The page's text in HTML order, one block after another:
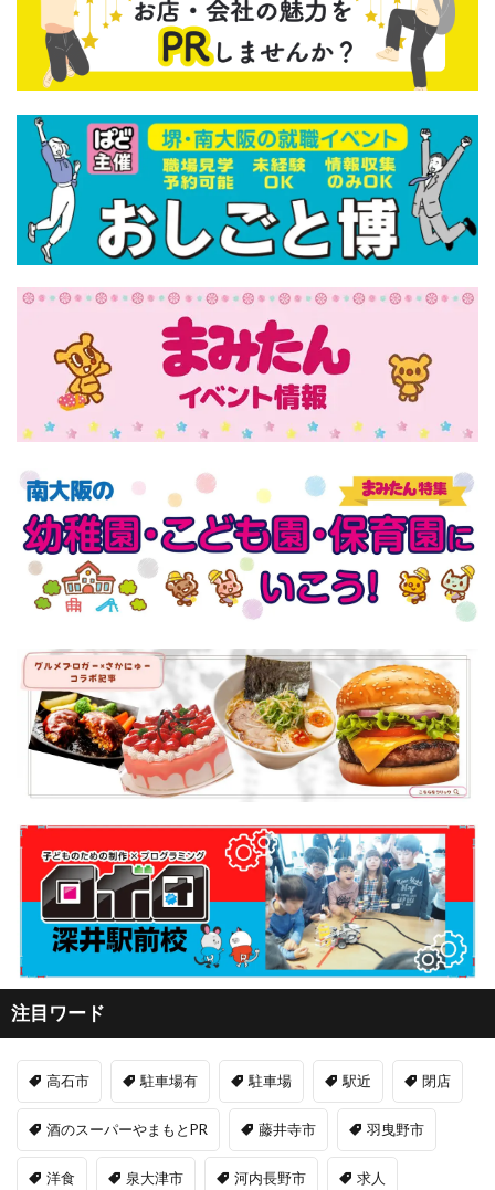
注目ワード
高石市 駐車場有 駐車場 駅近 閉店
酒のスーパーやまもとPR 藤井寺市 羽曳野市
洋食 泉大津市 河内長野市 求人